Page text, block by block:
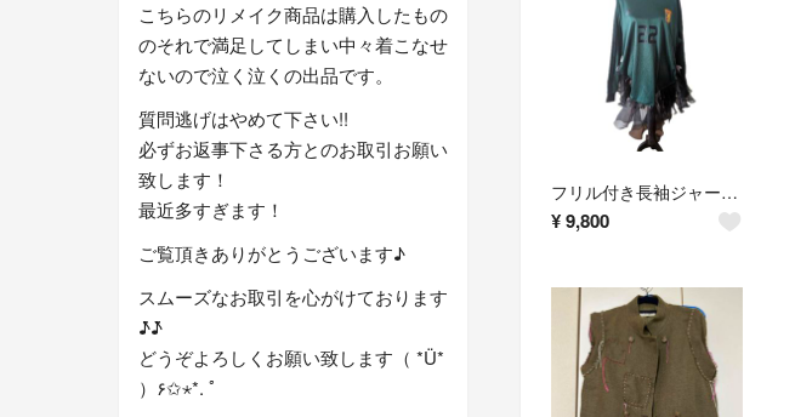
フリル付き長袖ジャージリメイク
¥9,800
こちらのリメイク商品は購入したもの
のそれで満足してしまい中々着こなせ
ないので泣く泣くの出品です。
質問逃げはやめて下さい!!
必ずお返事下さる方とのお取引お願い
致します！
最近多すぎます！
ご覧頂きありがとうございます♪
スムーズなお取引を心がけております
♪̊̈♪̆̈
どうぞよろしくお願い致します（ *Ü*
）۶✩⋆*. ﾟ